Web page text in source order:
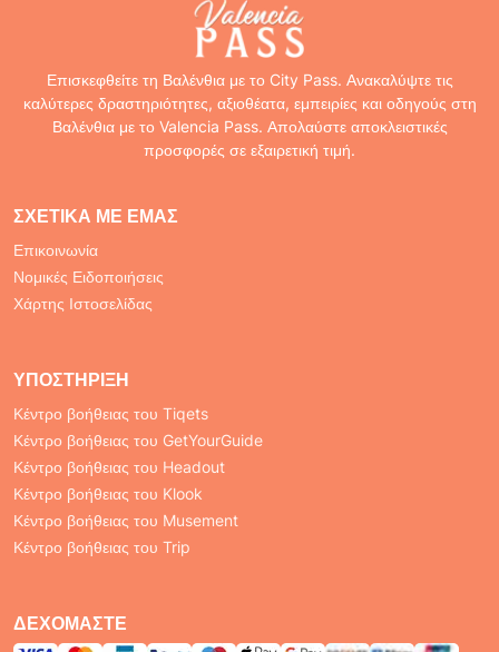
Επισκεφθείτε τη Βαλένθια με το City Pass. Ανακαλύψτε τις
καλύτερες δραστηριότητες, αξιοθέατα, εμπειρίες και οδηγούς στη
Βαλένθια με το Valencia Pass. Απολαύστε αποκλειστικές
προσφορές σε εξαιρετική τιμή.
ΣΧΕΤΙΚΆ ΜΕ ΕΜΆΣ
Επικοινωνία
Νομικές Ειδοποιήσεις
Χάρτης Ιστοσελίδας
ΥΠΟΣΤΉΡΙΞΗ
Κέντρο βοήθειας του Tiqets
Κέντρο βοήθειας του GetYourGuide
Κέντρο βοήθειας του Headout
Κέντρο βοήθειας του Klook
Κέντρο βοήθειας του Musement
Κέντρο βοήθειας του Trip
ΔΕΧΌΜΑΣΤΕ